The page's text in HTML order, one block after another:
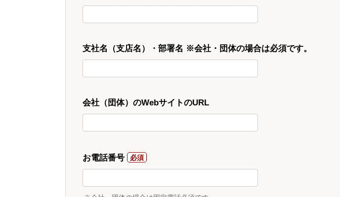
支社名（支店名）・部署名 ※会社・団体の場合は必須です。
会社（団体）のWebサイトのURL
お電話番号